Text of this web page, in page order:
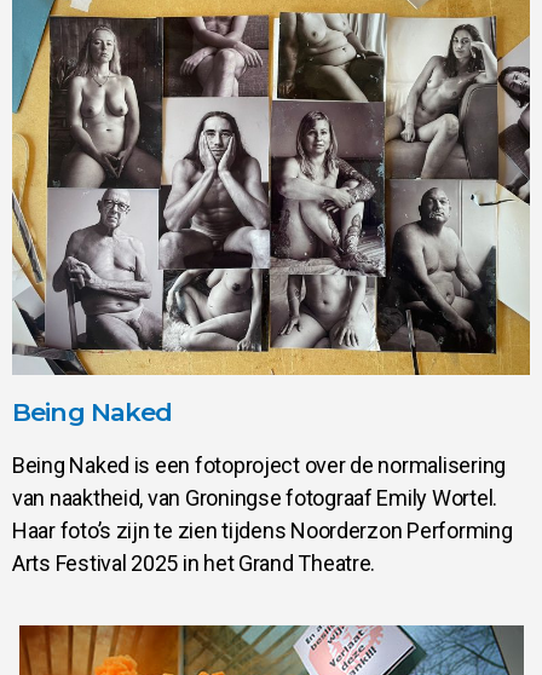
Being Naked
Being Naked is een fotoproject over de normalisering
van naaktheid, van Groningse fotograaf Emily Wortel.
Haar foto’s zijn te zien tijdens Noorderzon Performing
Arts Festival 2025 in het Grand Theatre.